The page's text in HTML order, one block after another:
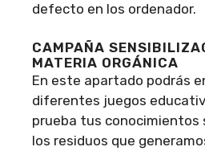
defecto en los ordenador.
CAMPAÑA
MATERIA ORGÁNICA
En este apartado podrás
diferentes juegos
prueba tus conocimientos
los residuos que